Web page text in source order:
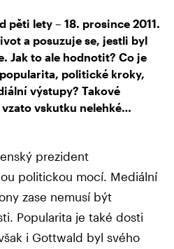
pěti lety – 18. prosince 2011.
a posuzuje se, jestli byl
Jak to ale hodnotit? Co je
politické kroky,
výstupy? Takové
vskutku nelehké…
prezident
politickou mocí. Mediální
zase nemusí být
Popularita je také dosti
i Gottwald byl svého